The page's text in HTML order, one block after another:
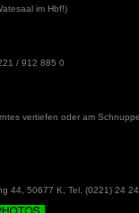
im Hbf!)
/ 912 885 0
vertiefen oder am
44, 50677 K, Tel. (0221) 24